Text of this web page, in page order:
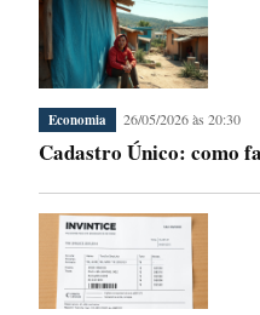
Economia 26/05/2026 às 20:30
Cadastro Único: como